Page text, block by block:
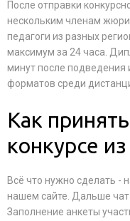
После отправки
нескольким членам
педагоги из разных
максимум за 24 часа.
минут после подведения
форматов среди
Как
конкурсе
Всё что нужно сделать -
нашем сайте. Дальше
Заполнение анкеты